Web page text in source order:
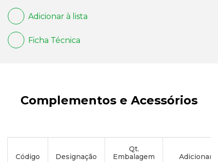
Adicionar à lista
Ficha Técnica
Complementos e Acessórios
Código Designação
Qt.
Embalagem
Adicionar